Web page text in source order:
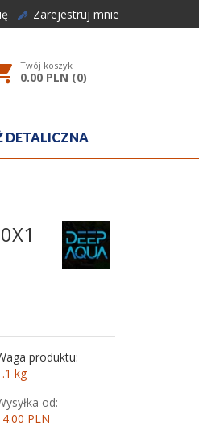
Zarejestruj mnie
Twój koszyk
0.00 PLN (0)
DETALICZNA
produktu:
kg
od:
PLN